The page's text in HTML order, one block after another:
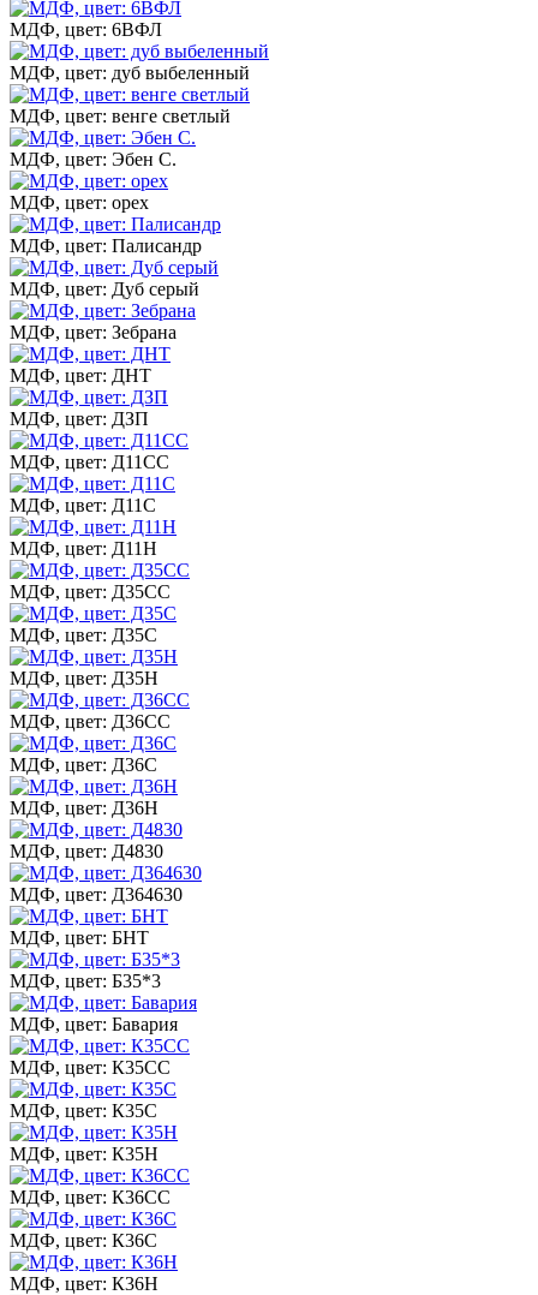
МДФ, цвет: 6ВФЛ
МДФ, цвет: дуб выбеленный
МДФ, цвет: венге светлый
МДФ, цвет: Эбен С.
МДФ, цвет: орех
МДФ, цвет: Палисандр
МДФ, цвет: Дуб серый
МДФ, цвет: Зебрана
МДФ, цвет: ДНТ
МДФ, цвет: ДЗП
МДФ, цвет: Д11СС
МДФ, цвет: Д11С
МДФ, цвет: Д11Н
МДФ, цвет: Д35СС
МДФ, цвет: Д35С
МДФ, цвет: Д35Н
МДФ, цвет: Д36СС
МДФ, цвет: Д36С
МДФ, цвет: Д36Н
МДФ, цвет: Д4830
МДФ, цвет: Д364630
МДФ, цвет: БНТ
МДФ, цвет: Б35*3
МДФ, цвет: Бавария
МДФ, цвет: К35СС
МДФ, цвет: К35С
МДФ, цвет: К35Н
МДФ, цвет: К36СС
МДФ, цвет: К36С
МДФ, цвет: К36Н